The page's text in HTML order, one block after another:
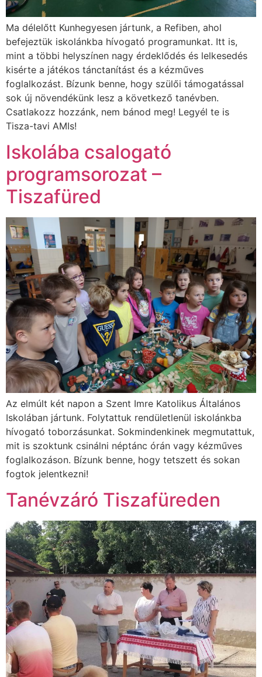
Ma délelőtt Kunhegyesen jártunk, a Refiben, ahol
befejeztük iskolánkba hívogató programunkat. Itt is,
mint a többi helyszínen nagy érdeklődés és lelkesedés
kisérte a játékos tánctanítást és a kézműves
foglalkozást. Bízunk benne, hogy szülői támogatással
sok új növendékünk lesz a következő tanévben.
Csatlakozz hozzánk, nem bánod meg! Legyél te is
Tisza-tavi AMIs!
Iskolába csalogató
programsorozat –
Tiszafüred
Az elmúlt két napon a Szent Imre Katolikus Általános
Iskolában jártunk. Folytattuk rendületlenül iskolánkba
hívogató toborzásunkat. Sokmindenkinek megmutattuk,
mit is szoktunk csinálni néptánc órán vagy kézműves
foglalkozáson. Bízunk benne, hogy tetszett és sokan
fogtok jelentkezni!
Tanévzáró Tiszafüreden